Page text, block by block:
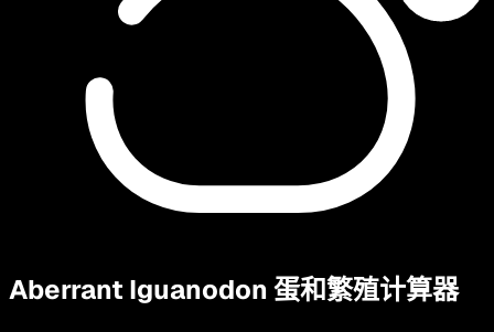
Aberrant Iguanodon蛋和繁殖计算器